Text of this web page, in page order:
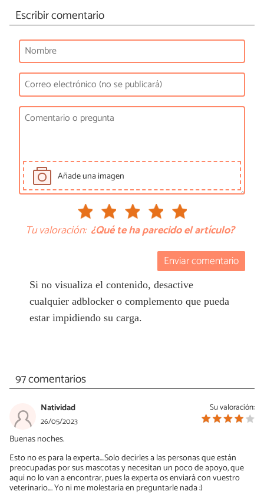
Escribir comentario
Añade una imagen
Tu valoración: ¿Qué te ha parecido el artículo?
Enviar comentario
Si no visualiza el contenido, desactive
cualquier adblocker o complemento que pueda
estar impidiendo su carga.
97 comentarios
Su valoración:
Natividad
26/05/2023
Buenas noches.
Esto no es para la experta....Solo decirles a las personas que están
preocupadas por sus mascotas y necesitan un poco de apoyo, que
aqui no lo van a encontrar, pues la experta os enviará con vuestro
veterinario.... Yo ni me molestaria en preguntarle nada :)